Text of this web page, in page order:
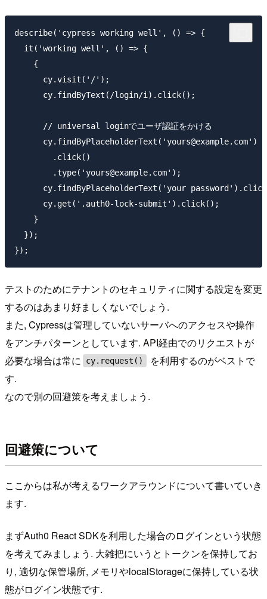
describe('cypress working well', () => {
  it('working well', () => {
    {
      cy.visit('/');
      cy.findByText(/login/i).click();
      // universal loginでユーザ認証をかける
      cy.findByPlaceholderText('yours@example.com')
        .click()
        .type('yours@example.com');
cy.findByPlaceholderText('your
      cy.get('.auth0-lock-submit').click();
    }
  });
テストのためにテナントのセキュリティに関する設定を変更
するのはあまり好ましくないでしょう.
また, Cypressは管理していないサーバへのアクセスや操作
をアンチパターンとしています. API経由でのリクエストが
必要な場合は常に
cy.request()
を利用するのがベストで
す.
なので別の回避策を考えましょう.
回避策について
ここからは私が考えるワークアラウンドについて書いていき
ます.
まずAuth0 React SDKを利用した場合のログインという状態
を考えてみましょう. 大雑把にいうとトークンを保持してお
り, 適切な保管場所, メモリやlocalStorageに保持している状
態がログイン状態です.